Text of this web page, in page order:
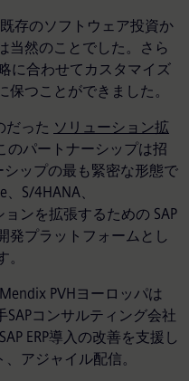
存のソフトウェア投資か
当然のことでした。さら
に合わせてカスタマイズ
つことができました。
だった ソリューション拡
のパートナーシップは招
シップの最も緊密な形態で
S/4HANA、
ョンを拡張するための SAP
発プラットフォームとし
PVHヨーロッパは
SAPコンサルティング会社
ERP導入の改善を支援し
アジャイル配信。